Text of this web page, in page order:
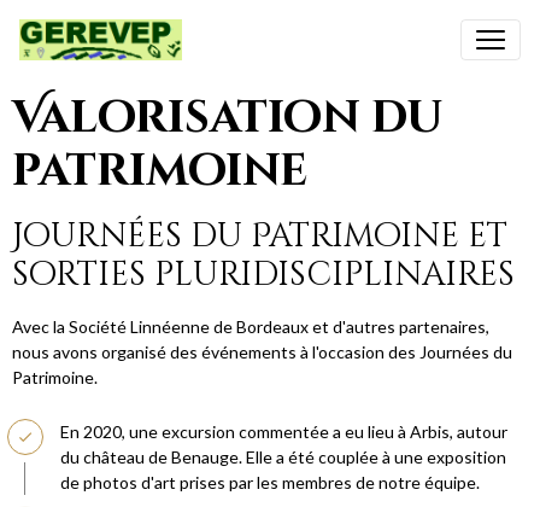
Valorisation du
patrimoine
Journées du Patrimoine et
sorties pluridisciplinaires
Avec la Société Linnéenne de Bordeaux et d'autres partenaires,
nous avons organisé des événements à l'occasion des Journées du
Patrimoine.
En 2020, une excursion commentée a eu lieu à Arbis, autour
du château de Benauge. Elle a été couplée à une exposition
de photos d'art prises par les membres de notre équipe.